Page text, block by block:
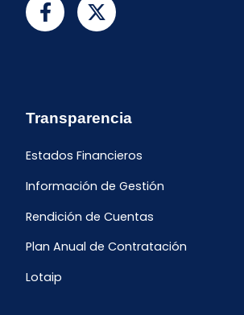
Transparencia
Estados Financieros
Información de Gestión
Rendición de Cuentas
Plan Anual de Contratación
Lotaip